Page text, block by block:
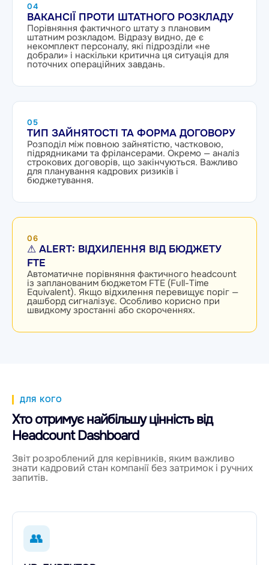
04
ВАКАНСІЇ ПРОТИ ШТАТНОГО РОЗКЛАДУ
Порівняння фактичного штату з плановим
штатним розкладом. Відразу видно, де є
некомплект персоналу, які підрозділи «не
добрали» і наскільки критична ця ситуація для
поточних операційних завдань.
05
ТИП ЗАЙНЯТОСТІ ТА ФОРМА ДОГОВОРУ
Розподіл між повною зайнятістю, частковою,
підрядниками та фрілансерами. Окремо — аналіз
строкових договорів, що закінчуються. Важливо
для планування кадрових ризиків і
бюджетування.
06
⚠ ALERT: ВІДХИЛЕННЯ ВІД БЮДЖЕТУ
FTE
Автоматичне порівняння фактичного headcount
із запланованим бюджетом FTE (Full-Time
Equivalent). Якщо відхилення перевищує поріг —
дашборд сигналізує. Особливо корисно при
швидкому зростанні або скороченнях.
ДЛЯ КОГО
Хто отримує найбільшу цінність від
Headcount Dashboard
Звіт розроблений для керівників, яким важливо
знати кадровий стан компанії без затримок і ручних
запитів.
👥